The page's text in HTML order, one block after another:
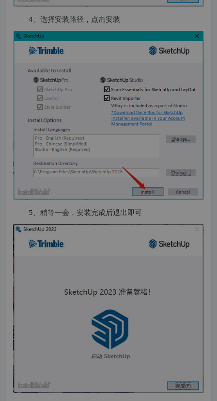
4、选择安装路径，点击安装
5、稍等一会，安装完成后退出即可